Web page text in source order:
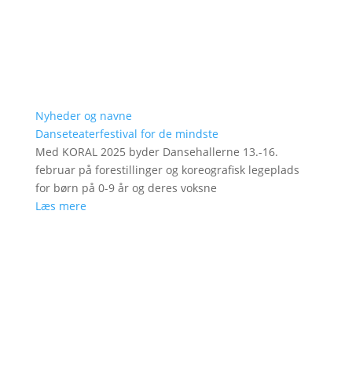
Nyheder og navne
Danseteaterfestival for de mindste
Med KORAL 2025 byder Dansehallerne 13.-16.
februar på forestillinger og koreografisk legeplads
for børn på 0-9 år og deres voksne
Læs mere